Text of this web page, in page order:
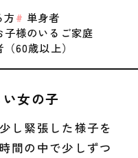
方
単身者
子様のいるご家庭
60歳以上）
女の子
し緊張した様子を
間の中で少しずつ